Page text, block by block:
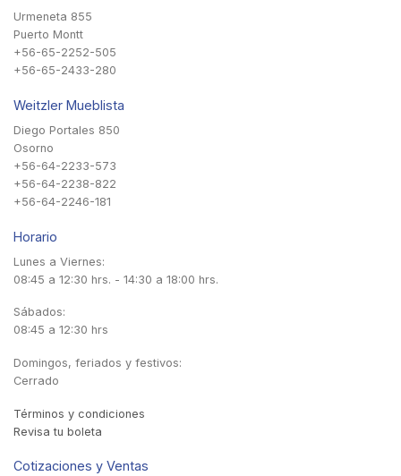
Urmeneta 855
Puerto Montt
+56-65-2252-505
+56-65-2433-280
Weitzler Mueblista
Diego Portales 850
Osorno
+56-64-2233-573
+56-64-2238-822
+56-64-2246-181
Horario
Lunes a Viernes:
08:45 a 12:30 hrs. - 14:30 a 18:00 hrs.
Sábados:
08:45 a 12:30 hrs
Domingos, feriados y festivos:
Cerrado
Términos y condiciones
Revisa tu boleta
Cotizaciones y Ventas